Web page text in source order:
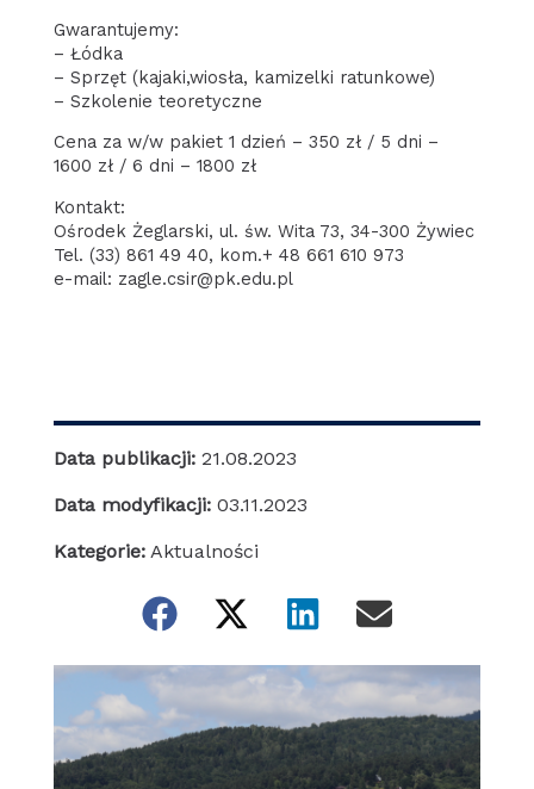
Gwarantujemy:
– Łódka
– Sprzęt (kajaki,wiosła, kamizelki ratunkowe)
– Szkolenie teoretyczne
Cena za w/w pakiet 1 dzień – 350 zł / 5 dni –
1600 zł / 6 dni – 1800 zł
Kontakt:
Ośrodek Żeglarski, ul. św. Wita 73, 34-300 Żywiec
Tel. (33) 861 49 40, kom.+ 48 661 610 973
e-mail: zagle.csir@pk.edu.pl
Data publikacji: 21.08.2023
Data modyfikacji: 03.11.2023
Kategorie: Aktualności